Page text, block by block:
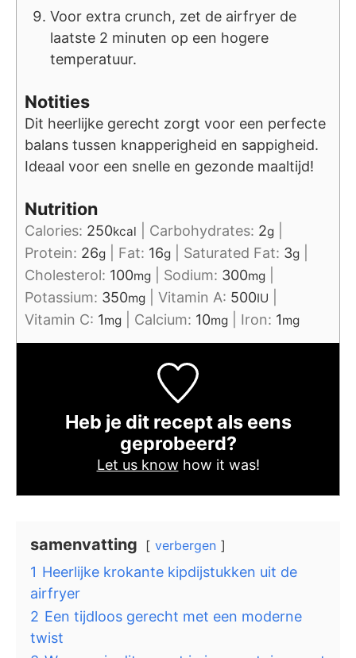
Voor extra crunch, zet de airfryer de
laatste 2 minuten op een hogere
temperatuur.
Notities
Dit heerlijke gerecht zorgt voor een perfecte
balans tussen knapperigheid en sappigheid.
Ideaal voor een snelle en gezonde maaltijd!
Nutrition
Calories: 250kcal Carbohydrates: 2g
Protein: 26g Fat: 16g Saturated Fat: 3g
Cholesterol: 100mg Sodium: 300mg
Potassium: 350mg Vitamin A: 500IU
Vitamin C: 1mg Calcium: 10mg Iron: 1mg
Heb je dit recept als eens
geprobeerd?
Let us know how it was!
samenvatting verbergen
1 Heerlijke krokante kipdijstukken uit de
airfryer
2 Een tijdloos gerecht met een moderne
twist